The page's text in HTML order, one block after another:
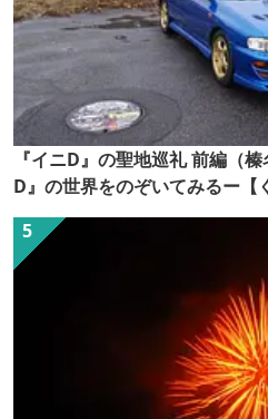
『イニD』の聖地巡礼 前編（
D』の世界をのぞいてみるー【
（ぐん記者）】